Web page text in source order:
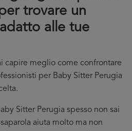
trovare un
alle tue
capire meglio come confrontare
per Baby Sitter Perugia
Sitter Perugia spesso non sai
aiuta molto ma non